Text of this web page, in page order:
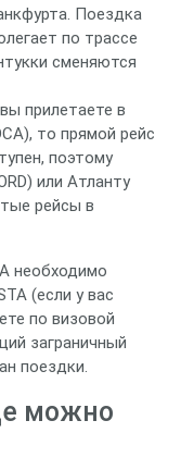
Поездка
по трассе
сменяются
прилетаете в
то прямой рейс
поэтому
или Атланту
рейсы в
необходимо
(если у вас
по визовой
заграничный
поездки.
можно